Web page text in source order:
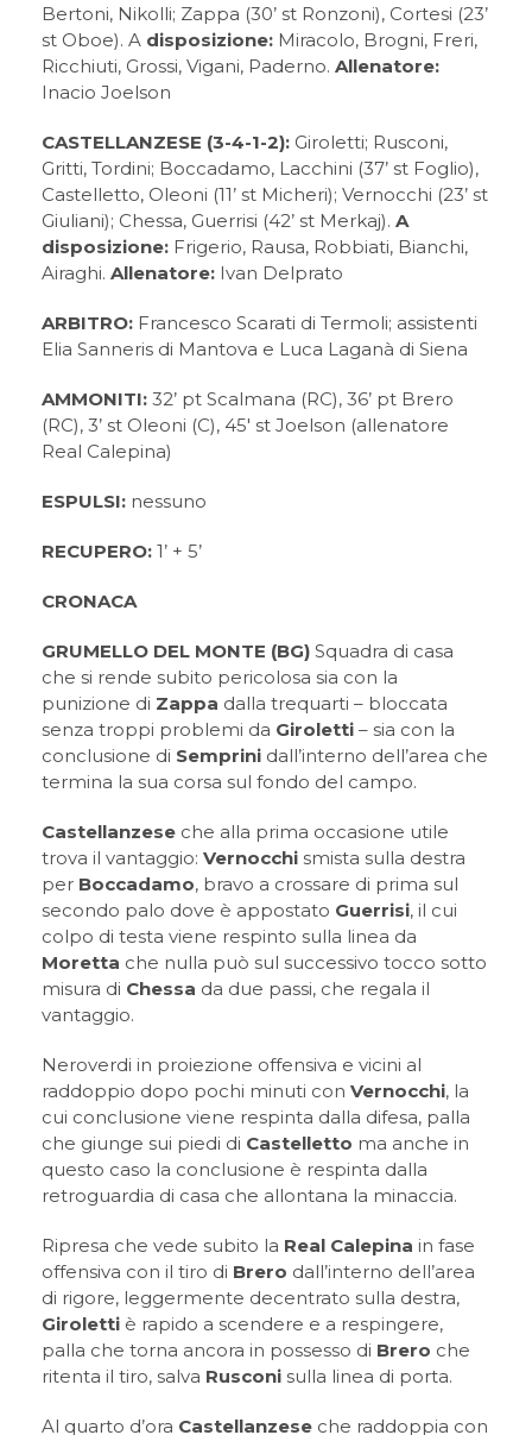
Bertoni, Nikolli; Zappa (30’ st Ronzoni), Cortesi (23’
st Oboe). A disposizione: Miracolo, Brogni, Freri,
Ricchiuti, Grossi, Vigani, Paderno. Allenatore:
Inacio Joelson
CASTELLANZESE (3-4-1-2): Giroletti; Rusconi,
Gritti, Tordini; Boccadamo, Lacchini (37’ st Foglio),
Castelletto, Oleoni (11’ st Micheri); Vernocchi (23’ st
Giuliani); Chessa, Guerrisi (42’ st Merkaj). A
disposizione: Frigerio, Rausa, Robbiati, Bianchi,
Airaghi. Allenatore: Ivan Delprato
ARBITRO: Francesco Scarati di Termoli; assistenti
Elia Sanneris di Mantova e Luca Laganà di Siena
AMMONITI: 32’ pt Scalmana (RC), 36’ pt Brero
(RC), 3’ st Oleoni (C), 45′ st Joelson (allenatore
Real Calepina)
ESPULSI: nessuno
RECUPERO: 1’ + 5’
CRONACA
GRUMELLO DEL MONTE (BG) Squadra di casa
che si rende subito pericolosa sia con la
punizione di Zappa dalla trequarti – bloccata
senza troppi problemi da Giroletti – sia con la
conclusione di Semprini dall’interno dell’area che
termina la sua corsa sul fondo del campo.
Castellanzese che alla prima occasione utile
trova il vantaggio: Vernocchi smista sulla destra
per Boccadamo, bravo a crossare di prima sul
secondo palo dove è appostato Guerrisi, il cui
colpo di testa viene respinto sulla linea da
Moretta che nulla può sul successivo tocco sotto
misura di Chessa da due passi, che regala il
vantaggio.
Neroverdi in proiezione offensiva e vicini al
raddoppio dopo pochi minuti con Vernocchi, la
cui conclusione viene respinta dalla difesa, palla
che giunge sui piedi di Castelletto ma anche in
questo caso la conclusione è respinta dalla
retroguardia di casa che allontana la minaccia.
Ripresa che vede subito la Real Calepina in fase
offensiva con il tiro di Brero dall’interno dell’area
di rigore, leggermente decentrato sulla destra,
Giroletti è rapido a scendere e a respingere,
palla che torna ancora in possesso di Brero che
ritenta il tiro, salva Rusconi sulla linea di porta.
Al quarto d’ora Castellanzese che raddoppia con